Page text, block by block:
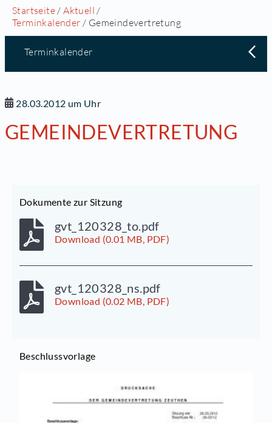
Startseite /Aktuell /
Terminkalender / Gemeindevertretung
Terminkalender
28.03.2012 um Uhr
GEMEINDEVERTRETUNG
Dokumente zur Sitzung
gvt_120328_to.pdf
Download (0.01 MB, PDF)
gvt_120328_ns.pdf
Download (0.02 MB, PDF)
Beschlussvorlage